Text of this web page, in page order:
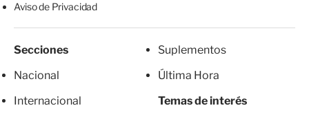
Aviso de Privacidad
Secciones
Nacional
Internacional
Suplementos
Última Hora
Temas de interés